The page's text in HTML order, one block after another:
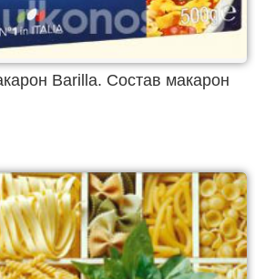
Barilla. Состав макарон